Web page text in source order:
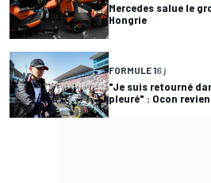
Mercedes salue le
Hongrie
FORMULE 16 j
"Je suis retourné
pleuré" : Ocon